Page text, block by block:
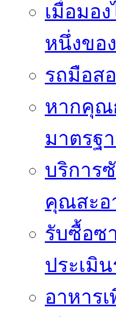
เมื่อมอ
หนึ่งขอ
รถมือส
หากคุณ
มาตรฐ
บริการ
คุณสะอ
รับซื้อซ
ประเมิ
อาหาร